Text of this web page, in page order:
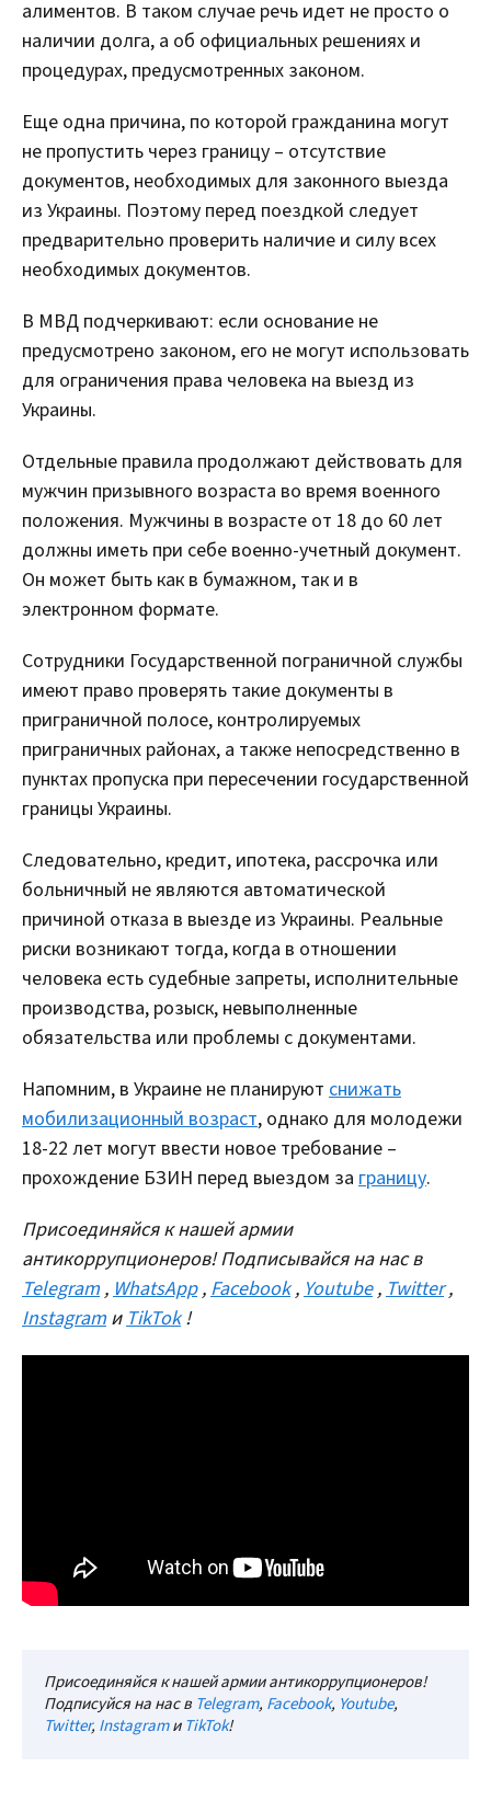
алиментов. В таком случае речь идет не просто о
наличии долга, а об официальных решениях и
процедурах, предусмотренных законом.
Еще одна причина, по которой гражданина могут
не пропустить через границу – отсутствие
документов, необходимых для законного выезда
из Украины. Поэтому перед поездкой следует
предварительно проверить наличие и силу всех
необходимых документов.
В МВД подчеркивают: если основание не
предусмотрено законом, его не могут использовать
для ограничения права человека на выезд из
Украины.
Отдельные правила продолжают действовать для
мужчин призывного возраста во время военного
положения. Мужчины в возрасте от 18 до 60 лет
должны иметь при себе военно-учетный документ.
Он может быть как в бумажном, так и в
электронном формате.
Сотрудники Государственной пограничной службы
имеют право проверять такие документы в
приграничной полосе, контролируемых
приграничных районах, а также непосредственно в
пунктах пропуска при пересечении государственной
границы Украины.
Следовательно, кредит, ипотека, рассрочка или
больничный не являются автоматической
причиной отказа в выезде из Украины. Реальные
риски возникают тогда, когда в отношении
человека есть судебные запреты, исполнительные
производства, розыск, невыполненные
обязательства или проблемы с документами.
Напомним, в Украине не планируют снижать
мобилизационный возраст, однако для молодежи
18-22 лет могут ввести новое требование –
прохождение БЗИН перед выездом за границу.
Присоединяйся к нашей армии
антикоррупционеров! Подписывайся на нас в
Telegram , WhatsApp , Facebook , Youtube , Twitter ,
Instagram и TikTok !
Присоединяйся к нашей армии антикоррупционеров!
Подписуйся на нас в Telegram, Facebook, Youtube,
Twitter, InstagramиTikTok!